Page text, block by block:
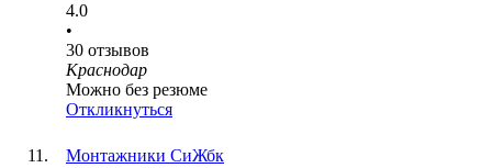
4.0
•
30 отзывов
Краснодар
Можно без резюме
Откликнуться
Монтажники СиЖбк